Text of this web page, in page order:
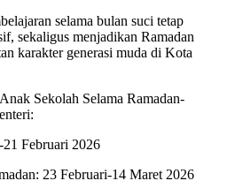
selama bulan suci tetap
sekaligus menjadikan Ramadan
karakter generasi muda di Kota
Sekolah Selama Ramadan-
Februari 2026
23 Februari-14 Maret 2026